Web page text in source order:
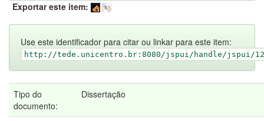
Exportar este item:
Use este identificador para citar ou linkar para este item:
http://tede.unicentro.br:8080/jspui/handle/jspui/
Tipo do
documento:
Dissertação